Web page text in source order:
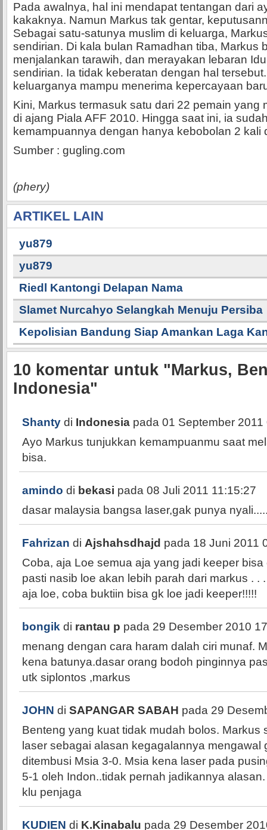
Pada awalnya, hal ini mendapat tentangan dari
kakaknya. Namun Markus tak gentar,
Sebagai satu-satunya muslim di keluarga,
sendirian. Di kala bulan Ramadhan tiba, Markus
menjalankan tarawih, dan merayakan lebaran
sendirian. Ia tidak keberatan dengan hal
keluarganya mampu menerima kepercayaan
Kini, Markus termasuk satu dari 22 pemain yang
di ajang Piala AFF 2010. Hingga saat ini, ia
kemampuannya dengan hanya kebobolan 2 kali
Sumber : gugling.com
(phery)
ARTIKEL LAIN
yu879
yu879
Riedl Kantongi Delapan Nama
Slamet Nurcahyo Selangkah Menuju Persiba
Kepolisian Bandung Siap Amankan Laga
10 komentar untuk "Markus,
Indonesia"
Shanty di Indonesia pada 01 September 2011
Ayo Markus tunjukkan kemampuanmu saat
bisa.
amindo di bekasi pada 08 Juli 2011 11:15:27
dasar malaysia bangsa laser,gak punya
Fahrizan di Ajshahsdhajd pada 18 Juni 2011
Coba, aja Loe semua aja yang jadi keeper
pasti nasib loe akan lebih parah dari markus . .
aja loe, coba buktiin bisa gk loe jadi keeper!!!!!
bongik di rantau p pada 29 Desember 2010
menang dengan cara haram dalah ciri munaf.
kena batunya.dasar orang bodoh pinginnya
utk siplontos ,markus
JOHN di SAPANGAR SABAH pada 29
Benteng yang kuat tidak mudah bolos. Markus
laser sebagai alasan kegagalannya mengawal
ditembusi Msia 3-0. Msia kena laser pada
5-1 oleh Indon..tidak pernah jadikannya
klu penjaga
KUDIEN di K.Kinabalu pada 29 Desember